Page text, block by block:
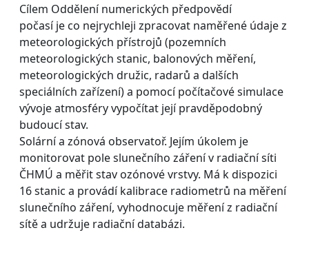
Cílem Oddělení numerických předpovědí
počasí je co nejrychleji zpracovat naměřené údaje z
meteorologických přístrojů (pozemních
meteorologických stanic, balonových měření,
meteorologických družic, radarů a dalších
speciálních zařízení) a pomocí počítačové simulace
vývoje atmosféry vypočítat její pravděpodobný
budoucí stav.
Solární a zónová observatoř. Jejím úkolem je
monitorovat pole slunečního záření v radiační síti
ČHMÚ a měřit stav ozónové vrstvy. Má k dispozici
16 stanic a provádí kalibrace radiometrů na měření
slunečního záření, vyhodnocuje měření z radiační
sítě a udržuje radiační databázi.